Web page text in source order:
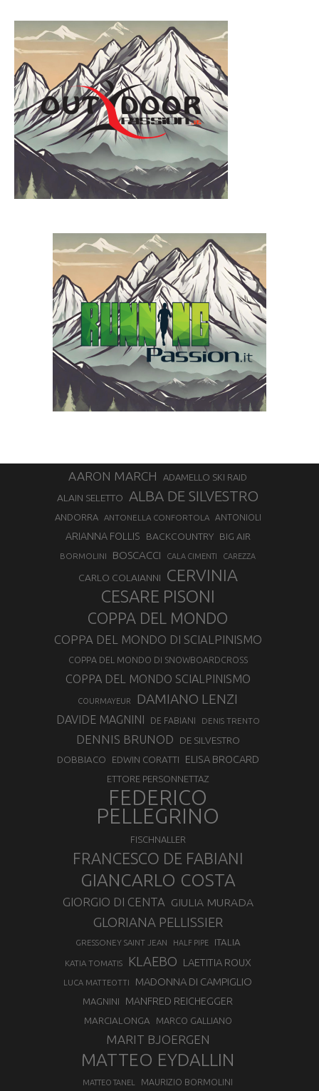
AARON MARCH ADAMELLO SKI RAID
ALAIN SELETTO ALBA DE SILVESTRO
ANDORRA ANTONELLA CONFORTOLA ANTONIOLI
ARIANNA FOLLIS BACKCOUNTRY BIG AIR
BORMOLINI BOSCACCI CALA CIMENTI CAREZZA
CARLO COLAIANNI CERVINIA
CESARE PISONI
COPPA DEL MONDO
COPPA DEL MONDO DI SCIALPINISMO
COPPA DEL MONDO DI SNOWBOARDCROSS
COPPA DEL MONDO SCIALPINISMO
COURMAYEUR DAMIANO LENZI
DAVIDE MAGNINI DE FABIANI DENIS TRENTO
DENNIS BRUNOD DE SILVESTRO
DOBBIACO EDWIN CORATTI ELISA BROCARD
ETTORE PERSONNETTAZ
FEDERICO
PELLEGRINO
FISCHNALLER
FRANCESCO DE FABIANI
GIANCARLO COSTA
GIORGIO DI CENTA GIULIA MURADA
GLORIANA PELLISSIER
GRESSONEY SAINT JEAN HALF PIPE ITALIA
KATIA TOMATIS KLAEBO LAETITIA ROUX
LUCA MATTEOTTI MADONNA DI CAMPIGLIO
MAGNINI MANFRED REICHEGGER
MARCIALONGA MARCO GALLIANO
MARIT BJOERGEN
MATTEO EYDALLIN
MATTEO TANEL MAURIZIO BORMOLINI